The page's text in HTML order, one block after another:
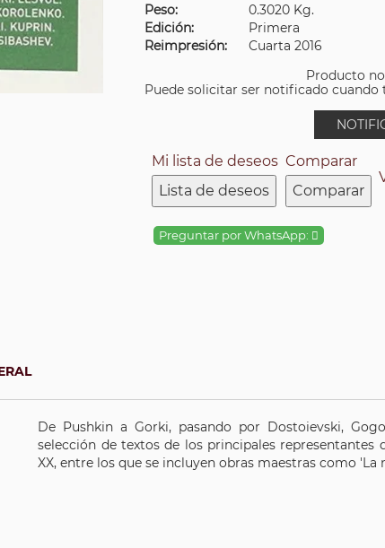
Peso:
0.3020 Kg.
Edición:
Primera
Reimpresión:
Cuarta 2016
Producto
Puede solicitar ser notificado
Mi lista de deseos
Lista de deseos
Comparar
Comparar
Preguntar por WhatsApp:
De Pushkin a Gorki, pasando por Dostoievski,
selección de textos de los principales
XX, entre los que se incluyen obras maestras como